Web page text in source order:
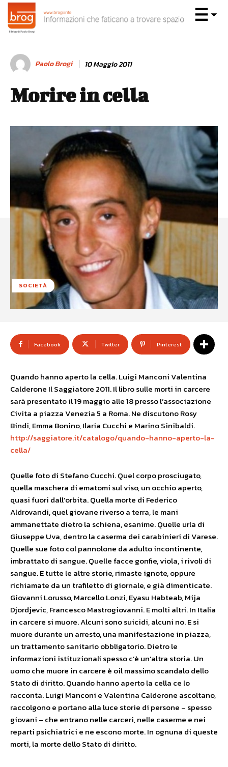
Paolo Brogi 10 Maggio 2011
Morire in cella
SOCIETÀ
Facebook Twitter Pinterest
Quando hanno aperto la cella. Luigi Manconi Valentina
Calderone Il Saggiatore 2011. Il libro sulle morti in carcere
sarà presentato il 19 maggio alle 18 presso l’associazione
Civita a piazza Venezia 5 a Roma. Ne discutono Rosy
Bindi, Emma Bonino, Ilaria Cucchi e Marino Sinibaldi.
http://saggiatore.it/catalogo/quando-hanno-aperto-la-
cella/
Quelle foto di Stefano Cucchi. Quel corpo prosciugato,
quella maschera di ematomi sul viso, un occhio aperto,
quasi fuori dall’orbita. Quella morte di Federico
Aldrovandi, quel giovane riverso a terra, le mani
ammanettate dietro la schiena, esanime. Quelle urla di
Giuseppe Uva, dentro la caserma dei carabinieri di Varese.
Quelle sue foto col pannolone da adulto incontinente,
imbrattato di sangue. Quelle facce gonfie, viola, i rivoli di
sangue. E tutte le altre storie, rimaste ignote, oppure
richiamate da un trafiletto di giornale, e già dimenticate.
Giovanni Lorusso, Marcello Lonzi, Eyasu Habteab, Mija
Djordjevic, Francesco Mastrogiovanni. E molti altri. In Italia
in carcere si muore. Alcuni sono suicidi, alcuni no. E si
muore durante un arresto, una manifestazione in piazza,
un trattamento sanitario obbligatorio. Dietro le
informazioni istituzionali spesso c’è un’altra storia. Un
uomo che muore in carcere è oil massimo scandalo dello
Stato di diritto. Quando hanno aperto la cella ce lo
racconta. Luigi Manconi e Valentina Calderone ascoltano,
raccolgono e portano alla luce storie di persone – spesso
giovani – che entrano nelle carceri, nelle caserme e nei
reparti psichiatrici e ne escono morte. In ognuna di queste
morti, la morte dello Stato di diritto.